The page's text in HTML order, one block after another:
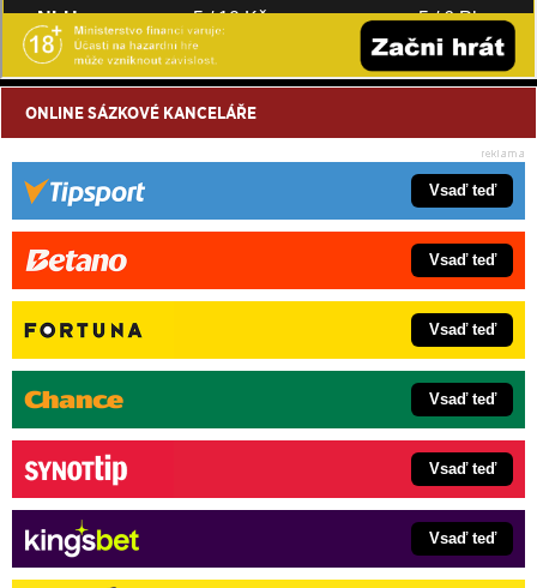
ONLINE SÁZKOVÉ KANCELÁŘE
Vsaď teď
Vsaď teď
Vsaď teď
Vsaď teď
Vsaď teď
Vsaď teď